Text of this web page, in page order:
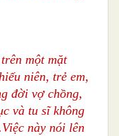
một mặt
niên, trẻ em,
đời vợ chồng,
và tu sĩ không
này nói lên